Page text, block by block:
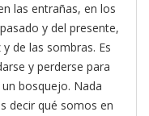
las entrañas, en los
y del presente,
de las sombras. Es
y perderse para
bosquejo. Nada
decir qué somos en